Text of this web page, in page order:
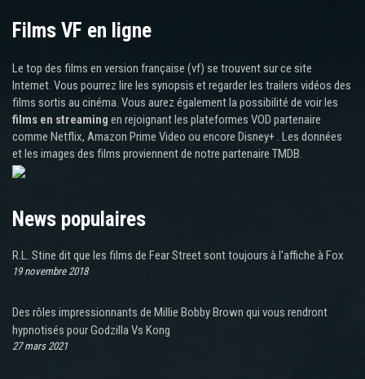
Films VF en ligne
Le top des films en version française (vf) se trouvent sur ce site
Internet. Vous pourrez lire les synopsis et regarder les trailers vidéos des
films sortis au cinéma. Vous aurez également la possibilité de voir les
films en streaming en rejoignant les plateformes VOD partenaire
comme Netflix, Amazon Prime Video ou encore Disney+ . Les données
et les images des films proviennent de notre partenaire TMDB.
News populaires
R.L. Stine dit que les films de Fear Street sont toujours à l'affiche à Fox
19 novembre 2018
Des rôles impressionnants de Millie Bobby Brown qui vous rendront
hypnotisés pour Godzilla Vs Kong
27 mars 2021